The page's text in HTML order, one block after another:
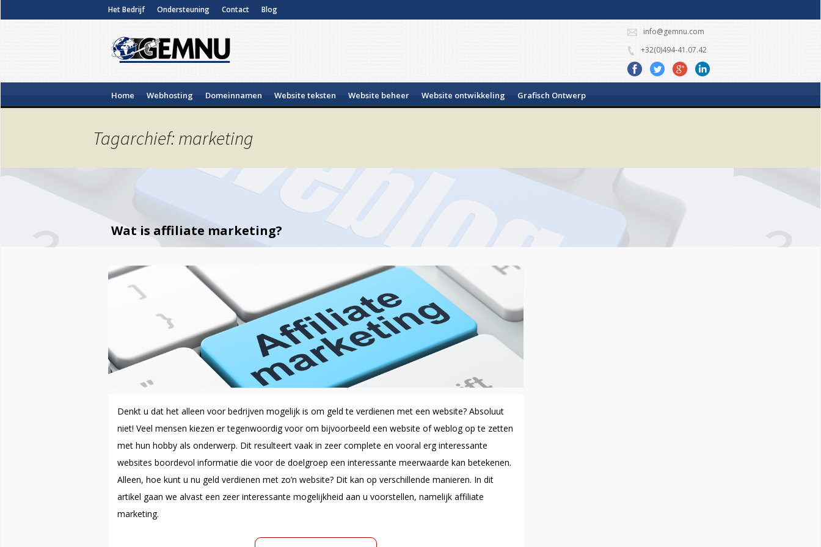
Het Bedrijf Ondersteuning Contact Blog
info@gemnu.com
+32(0)494-41.07.42
Home Webhosting Domeinnamen Website teksten Website beheer Website ontwikkeling Grafisch Ontwerp
Tagarchief: marketing
Wat is affiliate marketing?
Denkt u dat het alleen voor bedrijven mogelijk is om geld te verdienen met een website? Absoluut
niet! Veel mensen kiezen er tegenwoordig voor om bijvoorbeeld een website of weblog op te zetten
met hun hobby als onderwerp. Dit resulteert vaak in zeer complete en vooral erg interessante
websites boordevol informatie die voor de doelgroep een interessante meerwaarde kan betekenen.
Alleen, hoe kunt u nu geld verdienen met zo’n website? Dit kan op verschillende manieren. In dit
artikel gaan we alvast een zeer interessante mogelijkheid aan u voorstellen, namelijk affiliate
marketing.